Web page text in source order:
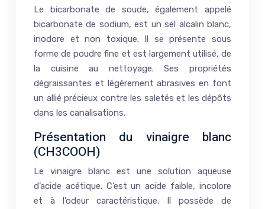
Le bicarbonate de soude, également appelé
bicarbonate de sodium, est un sel alcalin blanc,
inodore et non toxique. Il se présente sous
forme de poudre fine et est largement utilisé, de
la cuisine au nettoyage. Ses propriétés
dégraissantes et légèrement abrasives en font
un allié précieux contre les saletés et les dépôts
dans les canalisations.
Présentation du vinaigre blanc
(CH3COOH)
Le vinaigre blanc est une solution aqueuse
d’acide acétique. C’est un acide faible, incolore
et à l’odeur caractéristique. Il possède de